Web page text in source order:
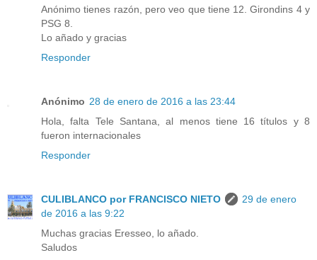
Anónimo tienes razón, pero veo que tiene 12. Girondins 4 y
PSG 8.
Lo añado y gracias
Responder
Anónimo 28 de enero de 2016 a las 23:44
Hola, falta Tele Santana, al menos tiene 16 títulos y 8
fueron internacionales
Responder
CULIBLANCO por FRANCISCO NIETO
29 de enero
de 2016 a las 9:22
Muchas gracias Eresseo, lo añado.
Saludos